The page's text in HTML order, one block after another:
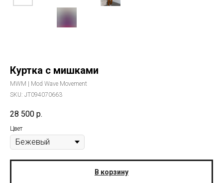
Куртка с мишками
MWM | Mod Wave Movement
SKU: JT094070663
28 500 р.
Цвет
В корзину